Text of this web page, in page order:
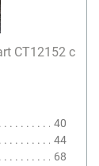
CT12152 с
40
44
68